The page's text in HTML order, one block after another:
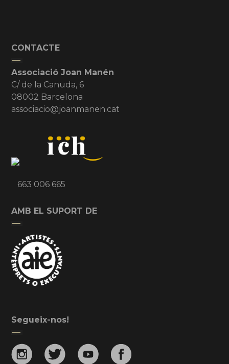
CONTACTE
Associació Joan Manén
C/ de la Canuda, 6
08002 Barcelona
associacio@joanmanen.cat
663 006 665
AMB EL SUPORT DE
Segueix-nos!